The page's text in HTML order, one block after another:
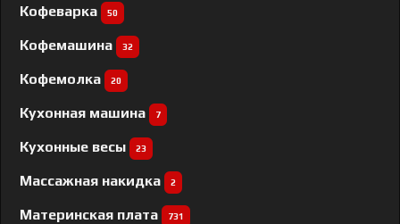
Кофеварка 50
Кофемашина 32
Кофемолка 20
Кухонная машина 7
Кухонные весы 23
Массажная накидка 2
Материнская плата 731